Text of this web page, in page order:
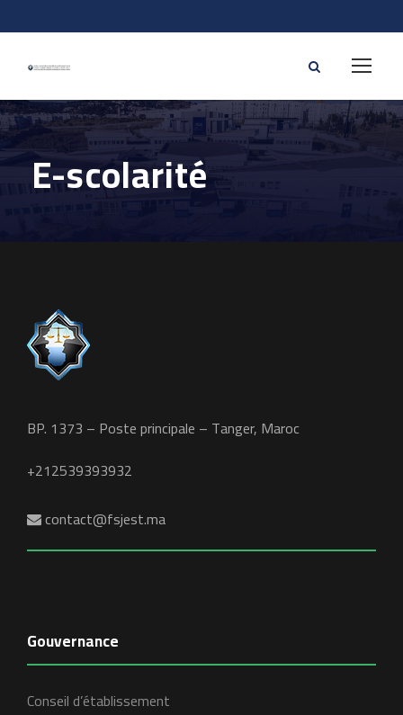
E-scolarité
BP. 1373 – Poste principale – Tanger, Maroc
+212539393932
contact@fsjest.ma
Gouvernance
Conseil d’établissement